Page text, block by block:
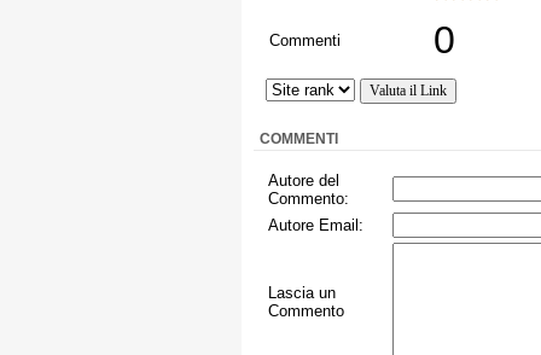
Commenti 0
COMMENTI
Autore del
Commento:
Autore Email:
Lascia un
Commento